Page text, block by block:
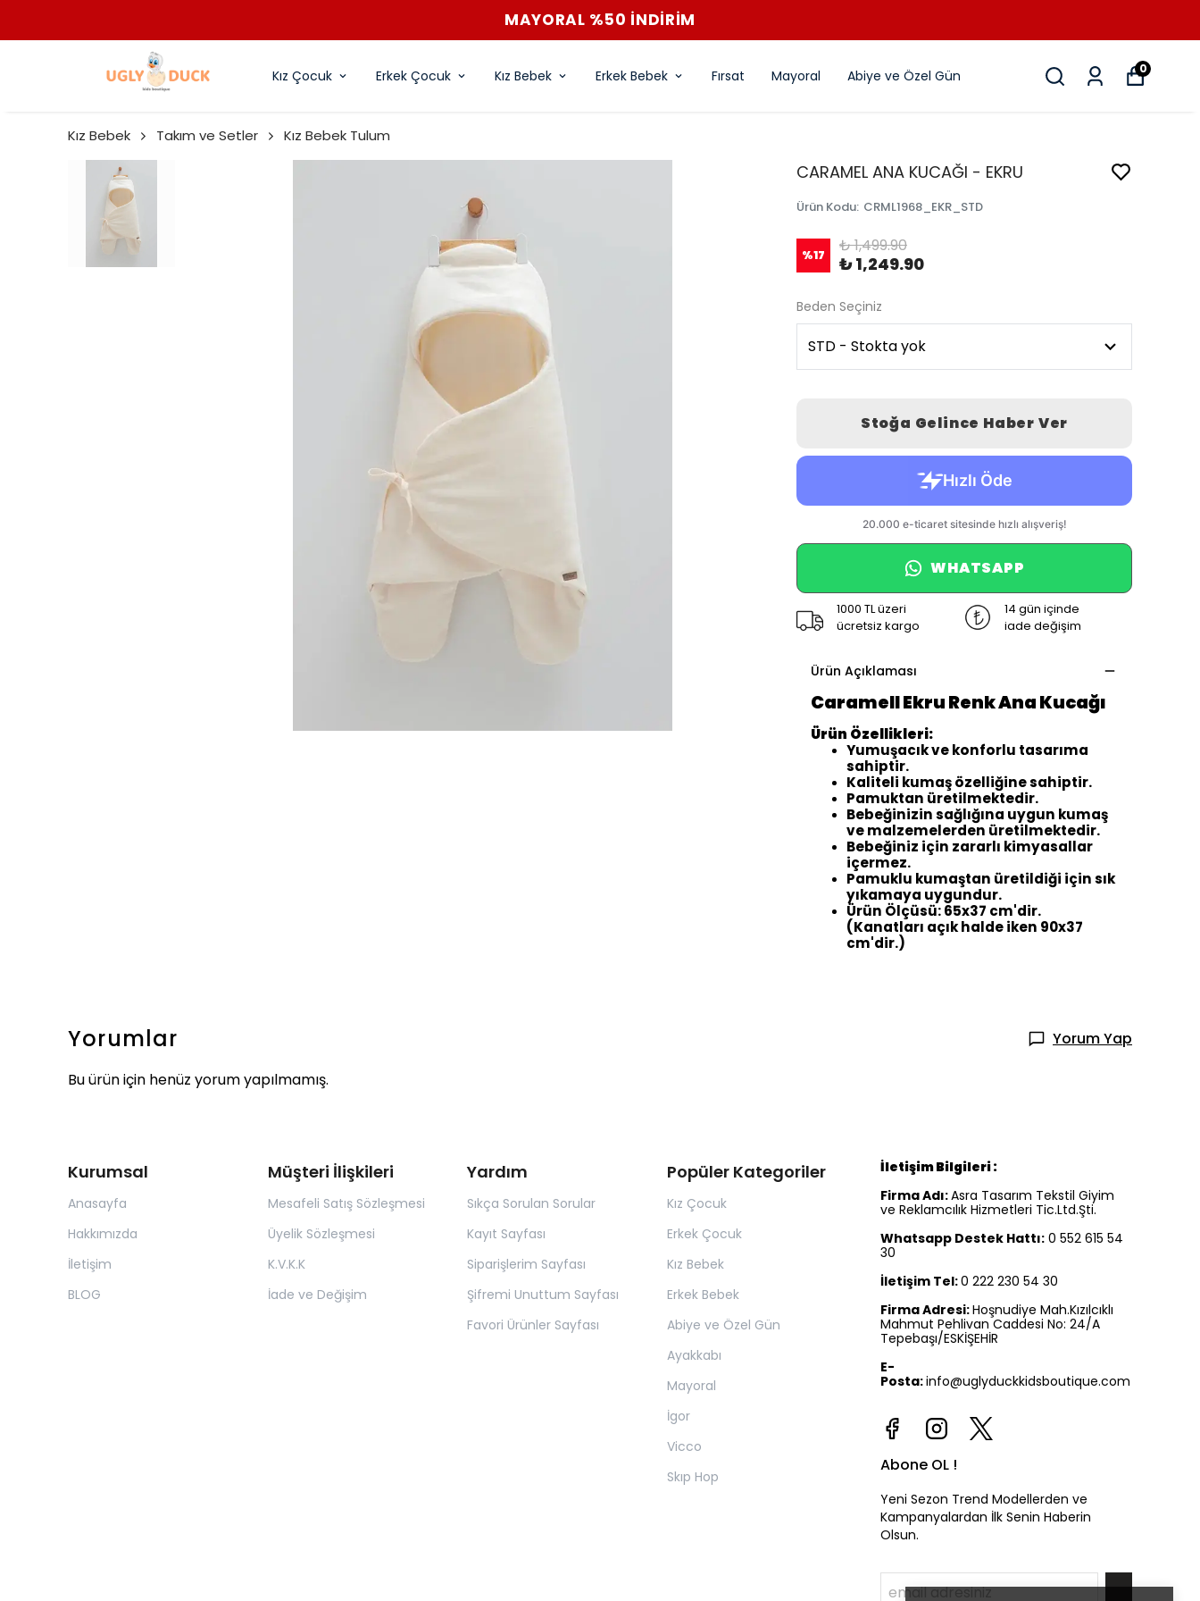
MAYORAL %50 İNDİRİM
Kız Çocuk Erkek Çocuk Kız Bebek Erkek Bebek Fırsat Mayoral Abiye ve Özel Gün 0
Kız Bebek Takım ve Setler Kız Bebek Tulum
CARAMEL ANA KUCAĞI - EKRU
Ürün Kodu: CRML1968_EKR_STD
%17 ₺ 1,499.90
₺ 1,249.90
Beden Seçiniz
Stoğa Gelince Haber Ver
WHATSAPP
1000 TL üzeri
ücretsiz kargo
14 gün içinde
iade değişim
Ürün Açıklaması
Caramell Ekru Renk Ana Kucağı
Ürün Özellikleri:
Yumuşacık ve konforlu tasarıma
sahiptir.
Kaliteli kumaş özelliğine sahiptir.
Pamuktan üretilmektedir.
Bebeğinizin sağlığına uygun kumaş
ve malzemelerden üretilmektedir.
Bebeğiniz için zararlı kimyasallar
içermez.
Pamuklu kumaştan üretildiği için sık
yıkamaya uygundur.
Ürün Ölçüsü: 65x37 cm'dir.
(Kanatları açık halde iken 90x37
cm'dir.)
Yorumlar
Yorum Yap
Bu ürün için henüz yorum yapılmamış.
Kurumsal
Anasayfa
Hakkımızda
İletişim
BLOG
Müşteri İlişkileri
Mesafeli Satış Sözleşmesi
Üyelik Sözleşmesi
K.V.K.K
İade ve Değişim
Yardım
Sıkça Sorulan Sorular
Kayıt Sayfası
Siparişlerim Sayfası
Şifremi Unuttum Sayfası
Favori Ürünler Sayfası
Popüler Kategoriler
Kız Çocuk
Erkek Çocuk
Kız Bebek
Erkek Bebek
Abiye ve Özel Gün
Ayakkabı
Mayoral
İgor
Vicco
Skıp Hop
İletişim Bilgileri :
Firma Adı:Asra Tasarım Tekstil Giyim
ve Reklamcılık Hizmetleri Tic.Ltd.Şti.
Whatsapp Destek Hattı: 0 552 615 54
30
İletişim Tel:0 222 230 54 30
Firma Adresi:Hoşnudiye Mah.Kızılcıklı
Mahmut Pehlivan Caddesi No: 24/A
Tepebaşı/ESKİŞEHİR
E-
Posta:info@uglyduckkidsboutique.com
Abone OL !
Yeni Sezon Trend Modellerden ve
Kampanyalardan İlk Senin Haberin
Olsun.